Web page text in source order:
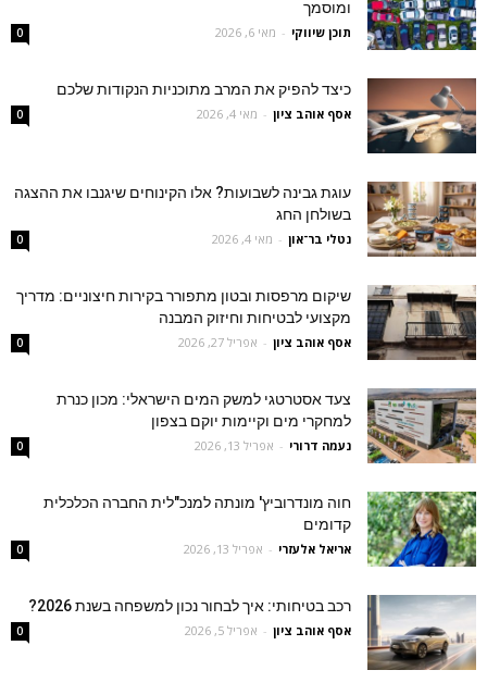
ומוסמך
תוכן שיווקי - מאי 6, 2026 0
כיצד להפיק את המרב מתוכניות הנקודות שלכם
אסף אוהב ציון - מאי 4, 2026 0
עוגת גבינה לשבועות? אלו הקינוחים שיגנבו את ההצגה
בשולחן החג
נטלי בר־און - מאי 4, 2026 0
שיקום מרפסות ובטון מתפורר בקירות חיצוניים: מדריך
מקצועי לבטיחות וחיזוק המבנה
אסף אוהב ציון - אפריל 27, 2026 0
צעד אסטרטגי למשק המים הישראלי: מכון כנרת
למחקרי מים וקיימות יוקם בצפון
‫נעמה דרורי - אפריל 13, 2026 0
חוה מונדרוביץ' מונתה למנכ"לית החברה הכלכלית
קדומים
אריאל אלעזרי - אפריל 13, 2026 0
רכב בטיחותי: איך לבחור נכון למשפחה בשנת 2026?
אסף אוהב ציון - אפריל 5, 2026 0